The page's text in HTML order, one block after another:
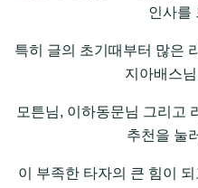
인사를
특히 글의 초기때부터 많은
지아배스
모튼님, 이하동문님 그리고
추천을 눌
이 부족한 타자의 큰 힘이